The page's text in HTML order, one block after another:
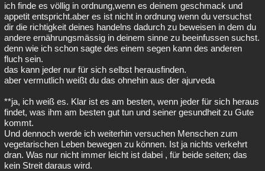
ich finde es völlig in ordnung,wenn es deinem geschmack und
appetit entspricht.aber es ist nicht in ordnung wenn du versuchst
dir die richtigkeit deines handelns dadurch zu beweisen in dem du
andere ernährungsmässig in deinem sinne zu beeinfussen suchst.
denn wie ich schon sagte des einem segen kann des anderen
fluch sein.
das kann jeder nur für sich selbst herausfinden.
aber vermutlich weißt du das ohnehin aus der ajurveda
**ja, ich weiß es. Klar ist es am besten, wenn jeder für sich heraus
findet, was ihm am besten gut tun und seiner gesundheit zu Gute
kommt.
Und dennoch werde ich weiterhin versuchen Menschen zum
vegetarischen Leben bewegen zu können. Ist ja nichts verkehrt
dran. Was nur nicht immer leicht ist dabei , für beide seiten; das
kein Streit daraus wird.